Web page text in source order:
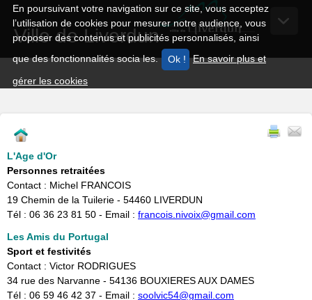
En poursuivant votre navigation sur ce site, vous acceptez
l’utilisation de cookies pour mesurer notre audience, vous
proposer des contenus et publicités personnalisés, ainsi
que des fonctionnalités socia les.
En savoir plus et
gérer les cookies
Ville de Liverdun
L'Age d'Or
Personnes retraitées
Contact : Michel FRANCOIS
​19 Chemin de la Tuilerie - 54460 LIVERDUN
Tél : 06 36 23 81 50 - Email : francois.nivoix@gmail.com
Les Amis du Portugal
Sport et festivités
Contact : Victor RODRIGUES
34 rue des Narvanne - 54136 BOUXIERES AUX DAMES
Tél : 06 59 46 42 37 - Email : soolvic54@gmail.com